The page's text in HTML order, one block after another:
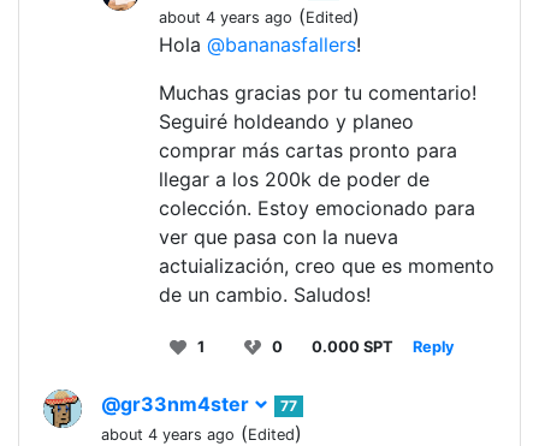
about 4 years ago (Edited)
Hola @bananasfallers!
Muchas gracias por tu comentario!
Seguiré holdeando y planeo
comprar más cartas pronto para
llegar a los 200k de poder de
colección. Estoy emocionado para
ver que pasa con la nueva
actuialización, creo que es momento
de un cambio. Saludos!
1 0 0.000 SPT Reply
@gr33nm4ster
77
about 4 years ago (Edited)